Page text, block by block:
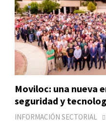
Moviloc: una nueva
seguridad y
INFORMACIÓN SECTORIAL